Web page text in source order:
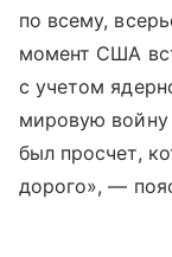
по всему,
момент США
с учетом
мировую войну
был просчет,
дорого», —